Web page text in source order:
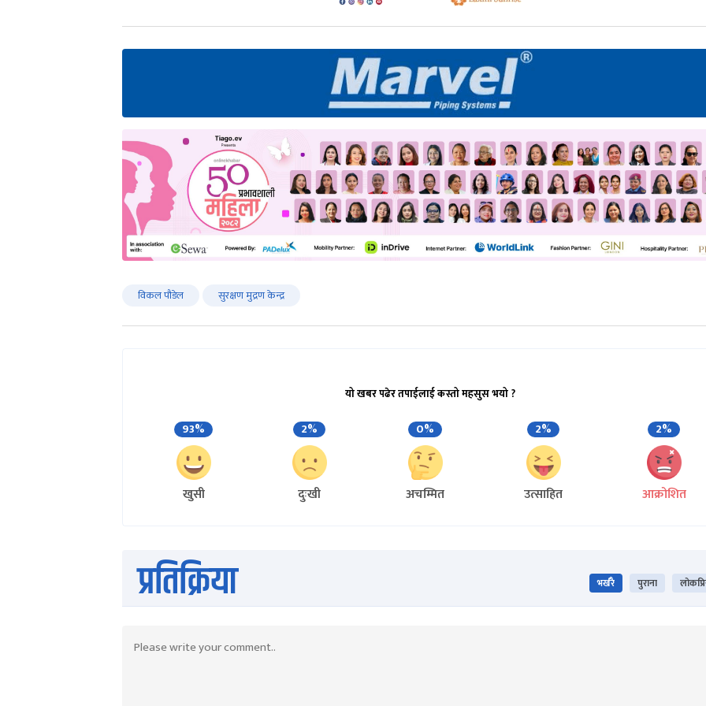
विकल पौडेल सुरक्षण मुद्रण केन्द्र
यो खबर पढेर तपाईलाई कस्तो महसुस भयो ?
93%
खुसी
2%
दुःखी
0%
अचम्मित
2%
उत्साहित
2%
आक्रोशित
प्रतिक्रिया भर्खरै पुराना